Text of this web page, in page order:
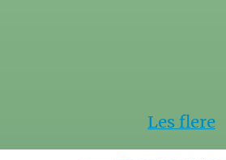
Les flere